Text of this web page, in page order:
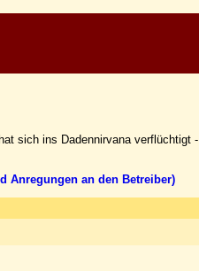
sich ins Dadennirvana
Anregungen an den Betreiber)